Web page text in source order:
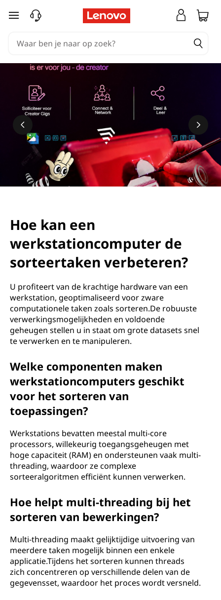
Ga naar de hoofdinhoud
Hoe kan een
werkstationcomputer de
sorteertaken verbeteren?
U profiteert van de krachtige hardware van een
werkstation, geoptimaliseerd voor zware
computationele taken zoals sorteren.De robuuste
verwerkingsmogelijkheden en voldoende
geheugen stellen u in staat om grote datasets snel
te verwerken en te manipuleren.
Welke componenten maken
werkstationcomputers geschikt
voor het sorteren van
toepassingen?
Werkstations bevatten meestal multi-core
processors, willekeurig toegangsgeheugen met
hoge capaciteit (RAM) en ondersteunen vaak multi-
threading, waardoor ze complexe
sorteeralgoritmen efficiënt kunnen verwerken.
Hoe helpt multi-threading bij het
sorteren van bewerkingen?
Multi-threading maakt gelijktijdige uitvoering van
meerdere taken mogelijk binnen een enkele
applicatie.Tijdens het sorteren kunnen threads
zich concentreren op verschillende delen van de
gegevensset, waardoor het proces wordt versneld.